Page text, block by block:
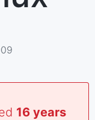
16 years